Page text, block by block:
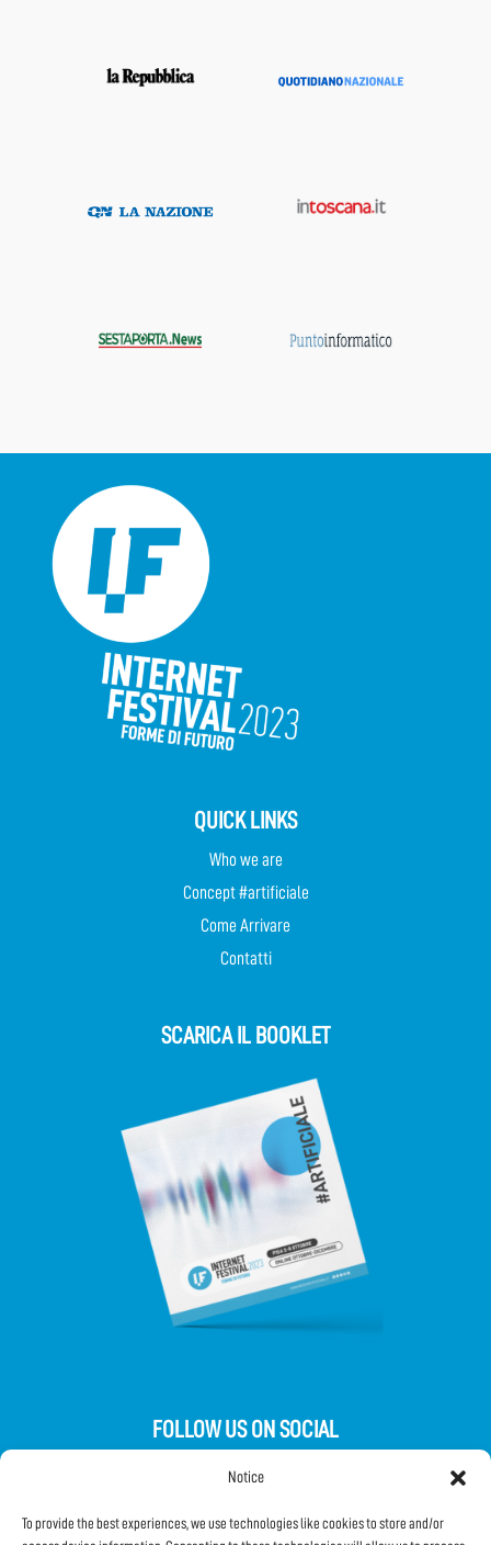
Notice
To provide the best experiences, we use technologies like cookies to store and/or
QUICK LINKS
Who we are
Concept #artificiale
Come Arrivare
Contatti
SCARICA IL BOOKLET
FOLLOW US ON SOCIAL